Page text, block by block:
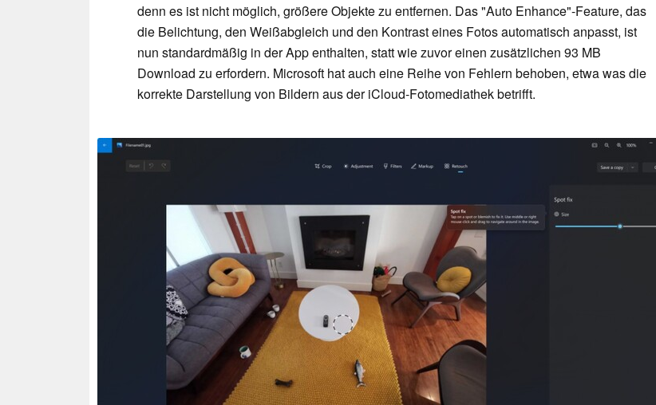
denn es ist nicht möglich, größere Objekte zu entfernen. Das "Auto Enhance"-Feature, das
die Belichtung, den Weißabgleich und den Kontrast eines Fotos automatisch anpasst, ist
nun standardmäßig in der App enthalten, statt wie zuvor einen zusätzlichen 93 MB
Download zu erfordern. Microsoft hat auch eine Reihe von Fehlern behoben, etwa was die
korrekte Darstellung von Bildern aus der iCloud-Fotomediathek betrifft.